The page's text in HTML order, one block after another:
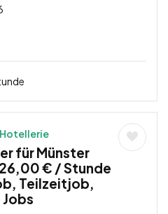
für Münster
€ / Stunde
Teilzeitjob,